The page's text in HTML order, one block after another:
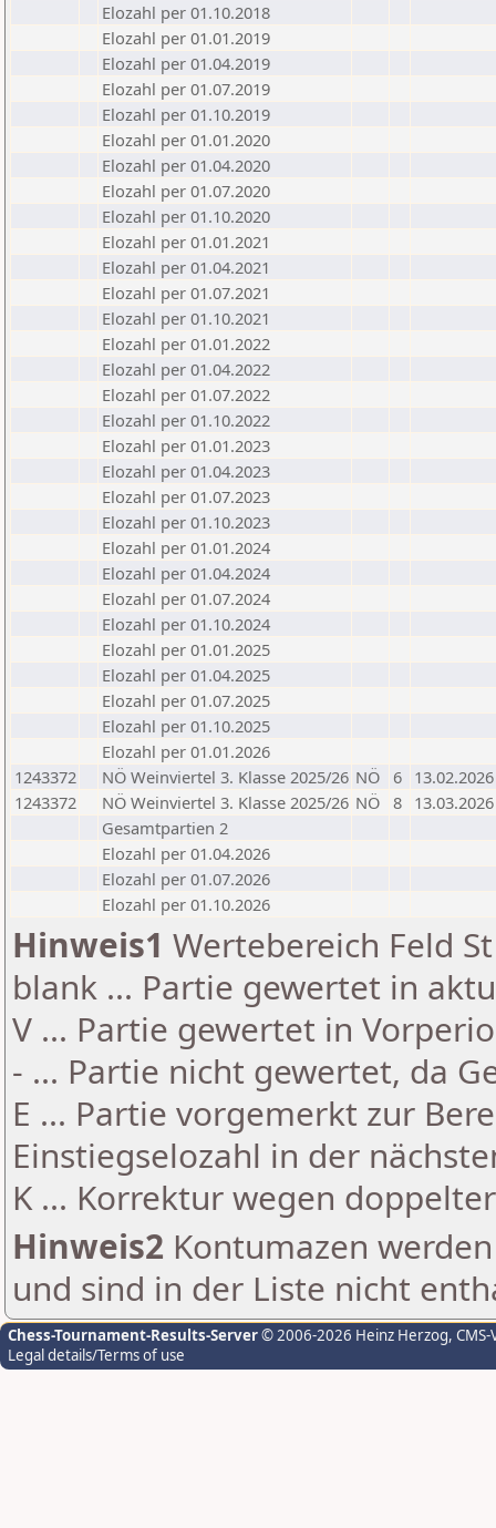
Elozahl per 01.10.2018
Elozahl per 01.01.2019
Elozahl per 01.04.2019
Elozahl per 01.07.2019
Elozahl per 01.10.2019
Elozahl per 01.01.2020
Elozahl per 01.04.2020
Elozahl per 01.07.2020
Elozahl per 01.10.2020
Elozahl per 01.01.2021
Elozahl per 01.04.2021
Elozahl per 01.07.2021
Elozahl per 01.10.2021
Elozahl per 01.01.2022
Elozahl per 01.04.2022
Elozahl per 01.07.2022
Elozahl per 01.10.2022
Elozahl per 01.01.2023
Elozahl per 01.04.2023
Elozahl per 01.07.2023
Elozahl per 01.10.2023
Elozahl per 01.01.2024
Elozahl per 01.04.2024
Elozahl per 01.07.2024
Elozahl per 01.10.2024
Elozahl per 01.01.2025
Elozahl per 01.04.2025
Elozahl per 01.07.2025
Elozahl per 01.10.2025
Elozahl per 01.01.2026
1243372
NÖ Weinviertel 3. Klasse 2025/26 NÖ 6 13.02.2026
1243372
NÖ Weinviertel 3. Klasse 2025/26 NÖ 8 13.03.2026
Gesamtpartien 2
Elozahl per 01.04.2026
Elozahl per 01.07.2026
Elozahl per 01.10.2026
Hinweis1 Wertebereich Feld
blank ... Partie gewertet in
V ... Partie gewertet in
- ... Partie nicht gewertet, da
E ... Partie vorgemerkt zur
Einstiegselozahl in der
K ... Korrektur wegen
Hinweis2 Kontumazen
und sind in der Liste nicht
Chess-Tournament-Results-Server© 2006-2026 Heinz Herzog,
Legal details/Terms of use